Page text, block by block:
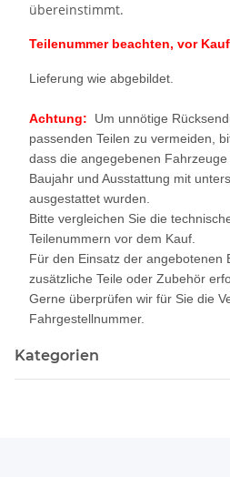
übereinstimmt.
Teilenummer beachten, vor
Lieferung wie abgebildet.
Achtung: Um unnötige
passenden Teilen zu vermeiden,
dass die angegebenen
Baujahr und Ausstattung mit
ausgestattet wurden.
Bitte vergleichen Sie die
Teilenummern vor dem Kauf.
Für den Einsatz der angebotenen
zusätzliche Teile oder Zubehör
Gerne überprüfen wir für Sie die
Fahrgestellnummer.
Kategorien